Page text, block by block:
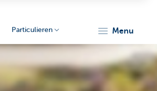
Particulieren menu